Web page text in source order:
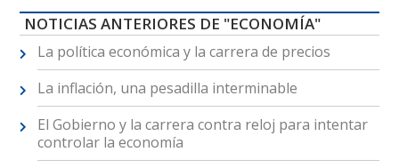
NOTICIAS ANTERIORES DE "ECONOMÍA"
La política económica y la carrera de precios
La inflación, una pesadilla interminable
El Gobierno y la carrera contra reloj para intentar
controlar la economía